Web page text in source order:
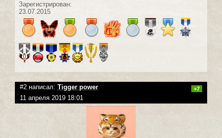
Зарегистрирован:
23.07.2015
#2 написал: Tigger power +7
11 апреля 2019 18:01